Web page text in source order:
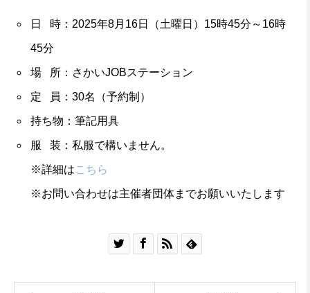
日 時：2025年8月16日（土曜日）15時45分～16時
45分
場 所：さかいJOBステーション
定 員：30名（予約制）
持ち物：筆記用具
服 装：私服で構いません。
※詳細はこちら
※お問い合わせは主催者団体までお願いいたします
   